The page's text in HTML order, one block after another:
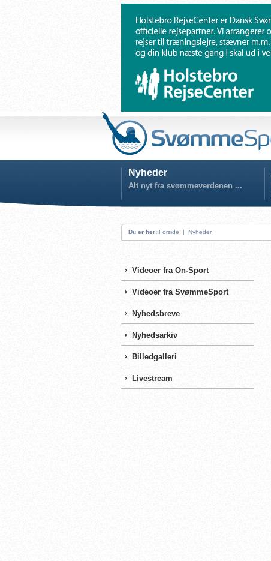
Nyheder
Alt nyt fra svømmeverdenen ...
Du er her: Forside | Nyheder
Videoer fra On-Sport
Videoer fra SvømmeSport
Nyhedsbreve
Nyhedsarkiv
Billedgalleri
Livestream